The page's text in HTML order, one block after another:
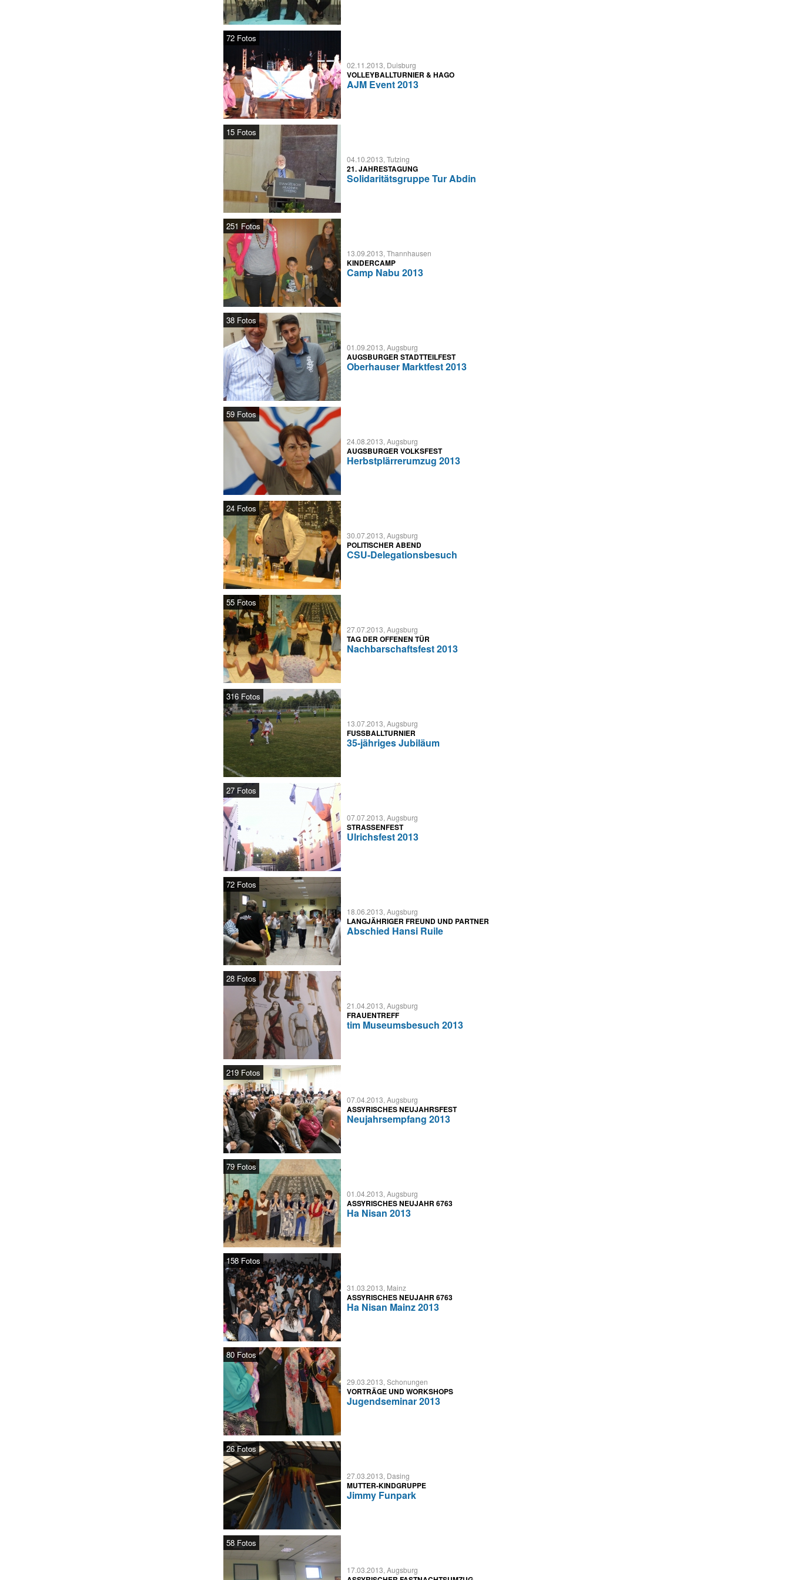
72 Fotos
02.11.2013, Duisburg
VOLLEYBALLTURNIER & HAGO
AJM Event 2013
15 Fotos
04.10.2013, Tutzing
21. JAHRESTAGUNG
Solidaritätsgruppe Tur Abdin
251 Fotos
13.09.2013, Thannhausen
KINDERCAMP
Camp Nabu 2013
38 Fotos
01.09.2013, Augsburg
AUGSBURGER STADTTEILFEST
Oberhauser Marktfest 2013
59 Fotos
24.08.2013, Augsburg
AUGSBURGER VOLKSFEST
Herbstplärrerumzug 2013
24 Fotos
30.07.2013, Augsburg
POLITISCHER ABEND
CSU-Delegationsbesuch
55 Fotos
27.07.2013, Augsburg
TAG DER OFFENEN TÜR
Nachbarschaftsfest 2013
316 Fotos
13.07.2013, Augsburg
FUSSBALLTURNIER
35-jähriges Jubiläum
27 Fotos
07.07.2013, Augsburg
STRASSENFEST
Ulrichsfest 2013
72 Fotos
18.06.2013, Augsburg
LANGJÄHRIGER FREUND UND PARTNER
Abschied Hansi Ruile
28 Fotos
21.04.2013, Augsburg
FRAUENTREFF
tim Museumsbesuch 2013
219 Fotos
07.04.2013, Augsburg
ASSYRISCHES NEUJAHRSFEST
Neujahrsempfang 2013
79 Fotos
01.04.2013, Augsburg
ASSYRISCHES NEUJAHR 6763
Ha Nisan 2013
158 Fotos
31.03.2013, Mainz
ASSYRISCHES NEUJAHR 6763
Ha Nisan Mainz 2013
80 Fotos
29.03.2013, Schonungen
VORTRÄGE UND WORKSHOPS
Jugendseminar 2013
26 Fotos
27.03.2013, Dasing
MUTTER-KINDGRUPPE
Jimmy Funpark
58 Fotos
17.03.2013, Augsburg